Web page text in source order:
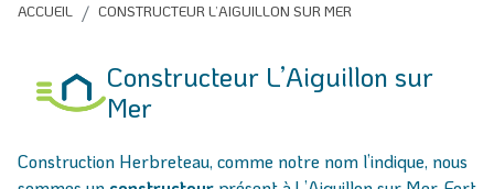
ACCUEIL CONSTRUCTEUR L’AIGUILLON SUR MER
Constructeur L’Aiguillon sur
Mer
Construction Herbreteau, comme notre nom l’indique, nous